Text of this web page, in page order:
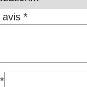
avis *
*